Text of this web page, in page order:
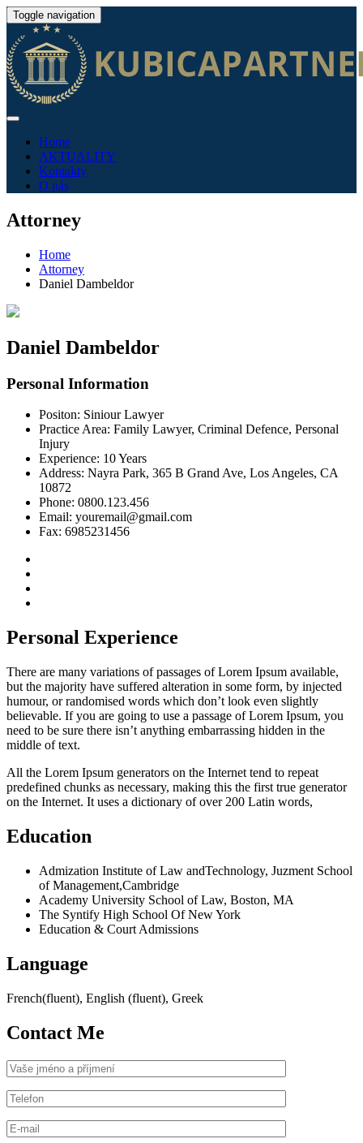
Toggle navigation
Home
AKTUALITY
Kontakty
O nás
Attorney
Home
Attorney
Daniel Dambeldor
Daniel Dambeldor
Personal Information
Positon: Siniour Lawyer
Practice Area: Family Lawyer, Criminal Defence, Personal
Injury
Experience: 10 Years
Address: Nayra Park, 365 B Grand Ave, Los Angeles, CA
10872
Phone: 0800.123.456
Email: youremail@gmail.com
Fax: 6985231456
Personal Experience
There are many variations of passages of Lorem Ipsum available,
but the majority have suffered alteration in some form, by injected
humour, or randomised words which don’t look even slightly
believable. If you are going to use a passage of Lorem Ipsum, you
need to be sure there isn’t anything embarrassing hidden in the
middle of text.
All the Lorem Ipsum generators on the Internet tend to repeat
predefined chunks as necessary, making this the first true generator
on the Internet. It uses a dictionary of over 200 Latin words,
Education
Admization Institute of Law andTechnology, Juzment School
of Management,Cambridge
Academy University School of Law, Boston, MA
The Syntify High School Of New York
Education & Court Admissions
Language
French(fluent), English (fluent), Greek
Contact Me